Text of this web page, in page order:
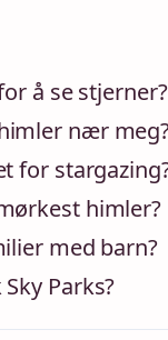
å se stjerner?
nær
for
himler?
med barn?
Parks?